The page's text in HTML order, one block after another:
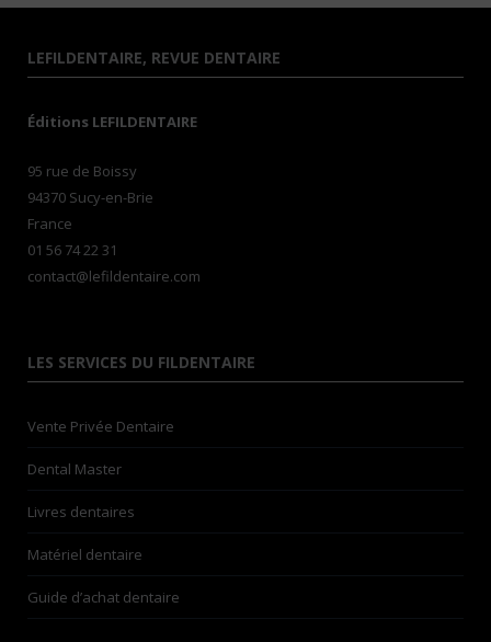
LEFILDENTAIRE, REVUE DENTAIRE
Éditions LEFILDENTAIRE
95 rue de Boissy
94370 Sucy-en-Brie
France
01 56 74 22 31
contact@lefildentaire.com
LES SERVICES DU FILDENTAIRE
Vente Privée Dentaire
Dental Master
Livres dentaires
Matériel dentaire
Guide d’achat dentaire